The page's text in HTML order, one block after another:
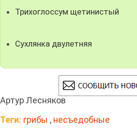
Трихоглоссум щетинистый
Сухлянка двулетняя
Артур Лесняков
Теги: грибы , несъедобные